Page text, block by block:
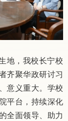
地，我校长宁校
齐聚华政研讨习
意义重大。学校
平台，持续深化
全面领导、助力